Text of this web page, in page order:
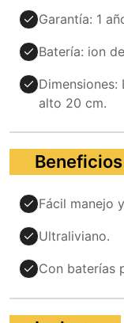
Garantía: 1
Batería: ion
alto 20 cm.
Beneficios
Fácil manejo
Ultraliviano.
Con baterías